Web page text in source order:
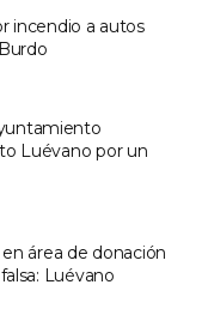
incendio a autos
Luévano por un
área de donación
Luévano